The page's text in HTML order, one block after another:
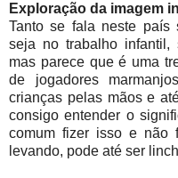
Exploração da imagem
Tanto se fala neste país
seja no trabalho infantil,
mas parece que é uma
de jogadores
crianças pelas mãos e
consigo entender o
comum fizer isso e não
levando, pode até ser